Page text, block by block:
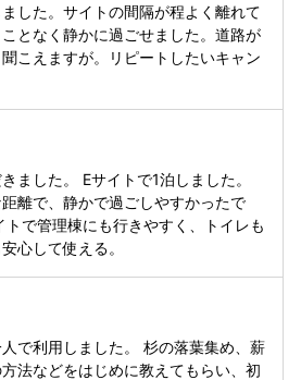
した。サイトの間隔が程よく離れて
となく静かに過ごせました。道路が
こえますが。リピートしたいキャン
ました。 Eサイトで1泊しました。
離で、静かで過ごしやすかったで
で管理棟にも行きやすく、トイレも
心して使える。
ました。 杉の落葉集め、薪
法などをはじめに教えてもらい、初